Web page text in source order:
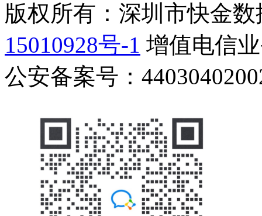
版权所有：深圳市快金
15010928号-1 增值电信
公安备案号：